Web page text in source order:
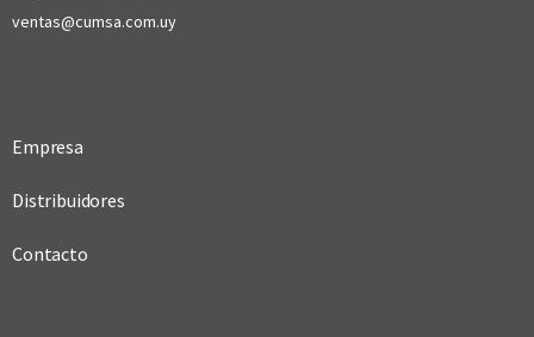
ventas@cumsa.com.uy
Empresa
Distribuidores
Contacto